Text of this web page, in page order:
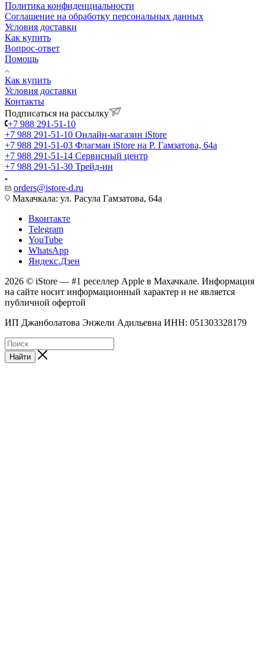
Политика конфиденциальности
Соглашение на обработку персональных данных
Условия доставки
Как купить
Вопрос-ответ
Помощь
Как купить
Условия доставки
Контакты
Подписаться на рассылку
+7 988 291-51-10
+7 988 291-51-10 Онлайн-магазин iStore
+7 988 291-51-03 Флагман iStore на Р. Гамзатова, 64а
+7 988 291-51-14 Сервисный центр
+7 988 291-51-30 Трейд-ин
orders@istore-d.ru
Махачкала: ул. Расула Гамзатова, 64а
Вконтакте
Telegram
YouTube
WhatsApp
Яндекс.Дзен
2026 © iStore — #1 реселлер Apple в Махачкале. Информация
на сайте носит информационный характер и не является
публичной офертой
ИП Джанболатова Энжели Адильевна ИНН: 051303328179
Найти